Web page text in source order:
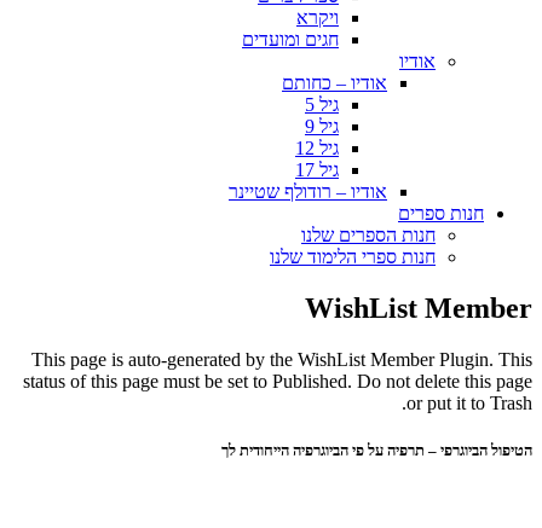
ויקרא
חגים ומועדים
אודיו
אודיו – כחותם
גיל 5
גיל 9
גיל 12
גיל 17
אודיו – רודולף שטיינר
חנות ספרים
חנות הספרים שלנו
חנות ספרי הלימוד שלנו
WishList Member
This page is auto-generated by the WishList Member Plugin. This
status of this page must be set to Published. Do not delete this page
or put it to Trash.
הטיפול הביוגרפי – תרפיה על פי הביוגרפיה הייחודית לך